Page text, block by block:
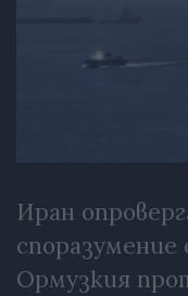
Иран
Ормузкия